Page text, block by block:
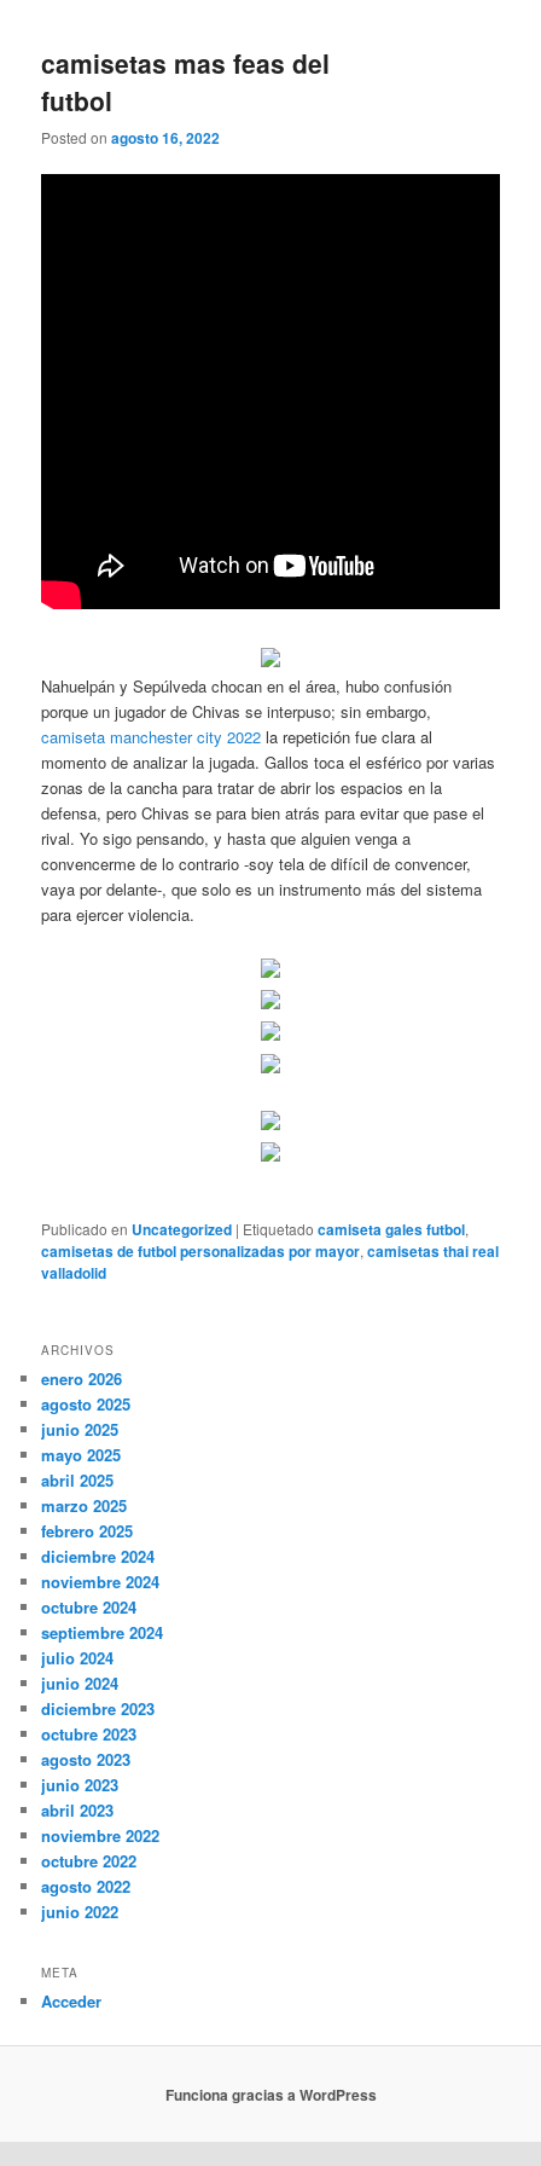
camisetas mas feas del
futbol
Posted onagosto 16, 2022
Nahuelpán y Sepúlveda chocan en el área, hubo confusión
porque un jugador de Chivas se interpuso; sin embargo,
camiseta manchester city 2022 la repetición fue clara al
momento de analizar la jugada. Gallos toca el esférico por varias
zonas de la cancha para tratar de abrir los espacios en la
defensa, pero Chivas se para bien atrás para evitar que pase el
rival. Yo sigo pensando, y hasta que alguien venga a
convencerme de lo contrario -soy tela de difícil de convencer,
vaya por delante-, que solo es un instrumento más del sistema
para ejercer violencia.
Publicado en Uncategorized | Etiquetado camiseta gales futbol,
camisetas de futbol personalizadas por mayor,camisetas thai real
valladolid
ARCHIVOS
enero 2026
agosto 2025
junio 2025
mayo 2025
abril 2025
marzo 2025
febrero 2025
diciembre 2024
noviembre 2024
octubre 2024
septiembre 2024
julio 2024
junio 2024
diciembre 2023
octubre 2023
agosto 2023
junio 2023
abril 2023
noviembre 2022
octubre 2022
agosto 2022
junio 2022
META
Acceder
Funciona gracias a WordPress